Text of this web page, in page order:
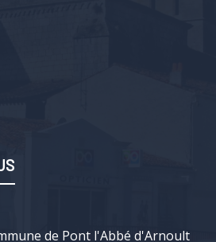
de Pont l'Abbé d'Arnoult